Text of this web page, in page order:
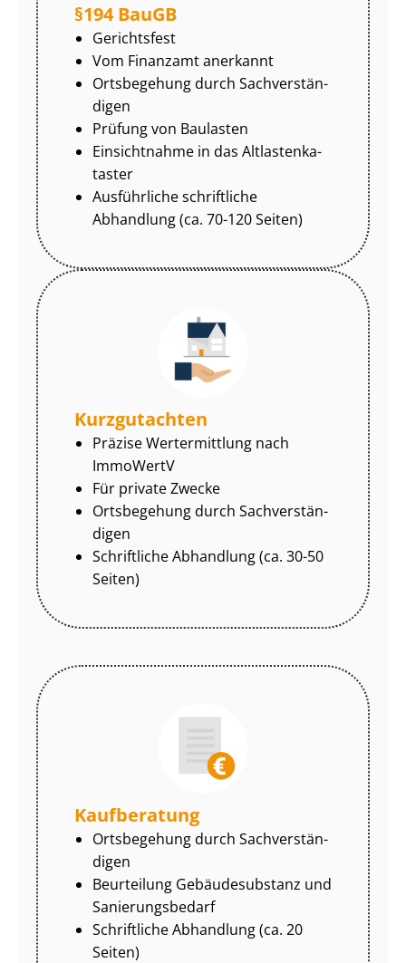
§194 BauGB
Gerichtsfest
Vom Finanzamt anerkannt
Ortsbegehung durch Sach­ver­stän­
di­gen
Prüfung von Baulasten
Einsichtnahme in das Alt­las­ten­ka­
tas­ter
Ausführliche schriftliche
Abhandlung (ca. 70-120 Seiten)
Kurzgutachten
Präzise Wertermittlung nach
ImmoWertV
Für private Zwecke
Ortsbegehung durch Sach­ver­stän­
di­gen
Schriftliche Abhandlung (ca. 30-50
Seiten)
Kaufberatung
Ortsbegehung durch Sach­ver­stän­
di­gen
Beurteilung Gebäudesubstanz und
Sa­nie­rungs­be­darf
Schriftliche Abhandlung (ca. 20
Seiten)